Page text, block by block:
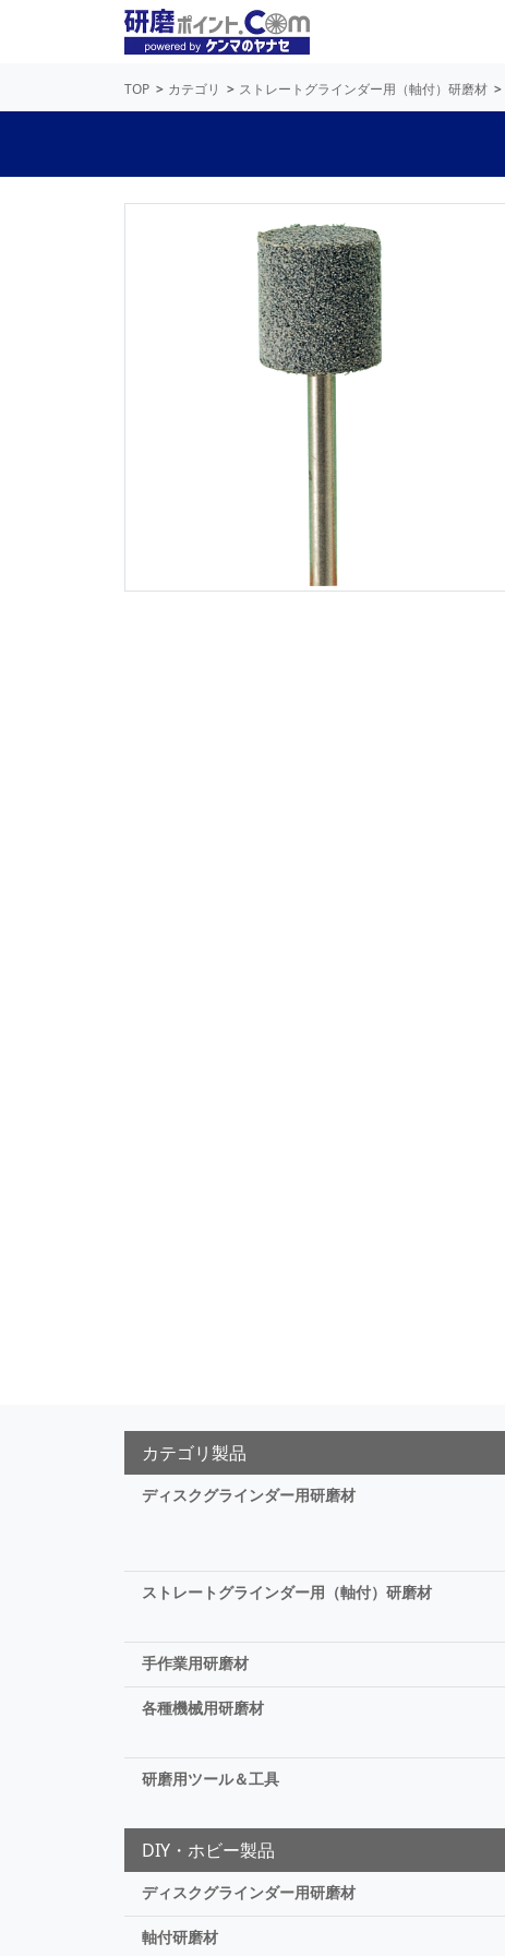
TOP カテゴリ ストレートグラインダー用（軸付）研磨材
カテゴリ製品
ディスクグラインダー用研磨材
ストレートグラインダー用（軸付）研磨材
手作業用研磨材
各種機械用研磨材
研磨用ツール＆工具
DIY・ホビー製品
ディスクグラインダー用研磨材
軸付研磨材